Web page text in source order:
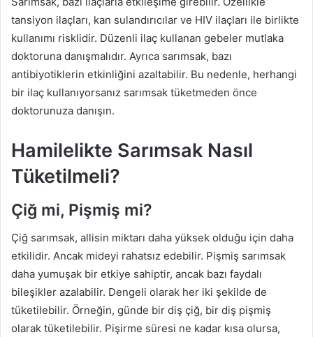
tansiyon ilaçları, kan sulandırıcılar ve HIV ilaçları ile birlikte
kullanımı risklidir. Düzenli ilaç kullanan gebeler mutlaka
doktoruna danışmalıdır. Ayrıca sarımsak, bazı
antibiyotiklerin etkinliğini azaltabilir. Bu nedenle, herhangi
bir ilaç kullanıyorsanız sarımsak tüketmeden önce
doktorunuza danışın.
Hamilelikte Sarımsak Nasıl
Tüketilmeli?
Çiğ mi, Pişmiş mi?
Çiğ sarımsak, allisin miktarı daha yüksek olduğu için daha
etkilidir. Ancak mideyi rahatsız edebilir. Pişmiş sarımsak
daha yumuşak bir etkiye sahiptir, ancak bazı faydalı
bileşikler azalabilir. Dengeli olarak her iki şekilde de
tüketilebilir. Örneğin, günde bir diş çiğ, bir diş pişmiş
olarak tüketilebilir. Pişirme süresi ne kadar kısa olursa,